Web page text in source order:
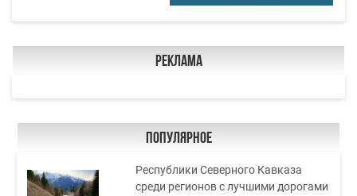
Реклама
Популярное
Республики Северного Кавказа
среди регионов с лучшими дорогами